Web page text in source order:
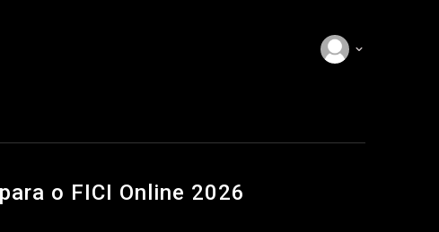
o FICI Online 2026